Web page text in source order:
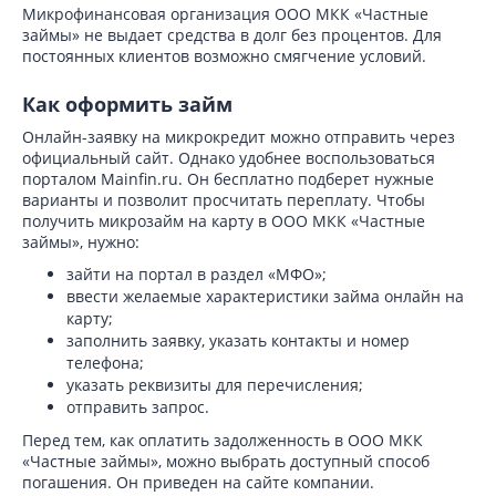
Микрофинансовая организация ООО МКК «Частные
займы» не выдает средства в долг без процентов. Для
постоянных клиентов возможно смягчение условий.
Как оформить займ
Онлайн-заявку на микрокредит можно отправить через
официальный сайт. Однако удобнее воспользоваться
порталом Mainfin.ru. Он бесплатно подберет нужные
варианты и позволит просчитать переплату. Чтобы
получить микрозайм на карту в ООО МКК «Частные
займы», нужно:
зайти на портал в раздел «МФО»;
ввести желаемые характеристики займа онлайн на
карту;
заполнить заявку, указать контакты и номер
телефона;
указать реквизиты для перечисления;
отправить запрос.
Перед тем, как оплатить задолженность в ООО МКК
«Частные займы», можно выбрать доступный способ
погашения. Он приведен на сайте компании.